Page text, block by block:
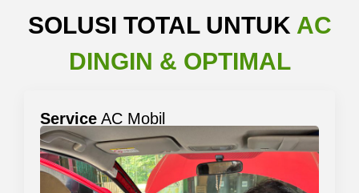
SOLUSI TOTAL UNTUK AC
DINGIN & OPTIMAL
Service AC Mobil